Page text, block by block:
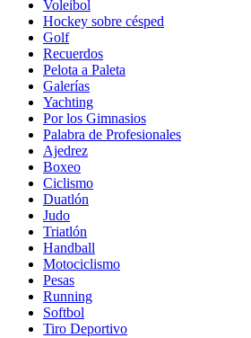
Voleibol
Hockey sobre césped
Golf
Recuerdos
Pelota a Paleta
Galerías
Yachting
Por los Gimnasios
Palabra de Profesionales
Ajedrez
Boxeo
Ciclismo
Duatlón
Judo
Triatlón
Handball
Motociclismo
Pesas
Running
Softbol
Tiro Deportivo